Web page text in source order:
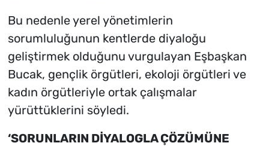
Bu nedenle yerel yönetimlerin
sorumluluğunun kentlerde diyaloğu
geliştirmek olduğunu vurgulayan Eşbaşkan
Bucak, gençlik örgütleri, ekoloji örgütleri ve
kadın örgütleriyle ortak çalışmalar
yürüttüklerini söyledi.
‘SORUNLARIN DİYALOGLA ÇÖZÜMÜNE